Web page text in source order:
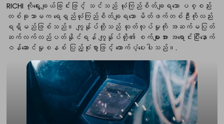
RICHI ကိုရွေးချယ်ခြင်းဖြင့် သင်သည် ယုံကြည်စိတ်ချရသော ပစ္စည်း
တစ်ခုသာမက ရေရှည်ယုံကြည်စိတ်ချရသော မိတ်ဖက်တစ်ဦးကိုလည်း
ရရှိမည်ဖြစ်သည်။ ကျွန်ုပ်တို့သည် ထုတ်လုပ်မှုကို အဆက်မပြတ်
ဆက်လက်လည်ပတ်နိုင်ရန် ကျွန်ုပ်တို့၏ စက်များအား အရောင်းပြီးနောက်
ဝန်ဆောင်မှုစနစ် ပြည့်စုံစွာဖြင့် ထောက်ပံ့ပေးပါသည်။.